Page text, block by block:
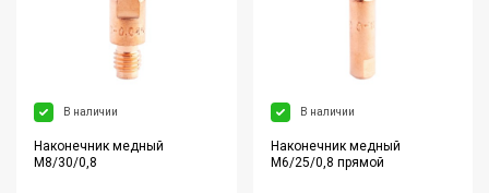
В наличии
Наконечник медный
M8/30/0,8
В наличии
Наконечник медный
M6/25/0,8 прямой